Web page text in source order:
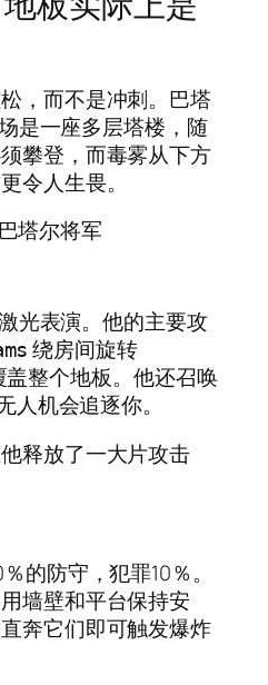
，而不是冲刺。巴塔
是一座多层塔楼，随
攀登，而毒雾从下方
令人生畏。
光表演。他的主要攻
绕房间旋转
盖整个地板。他还召唤
人机会追逐你。
释放了一大片攻击
的防守，犯罪10％。
墙壁和平台保持安
奔它们即可触发爆炸